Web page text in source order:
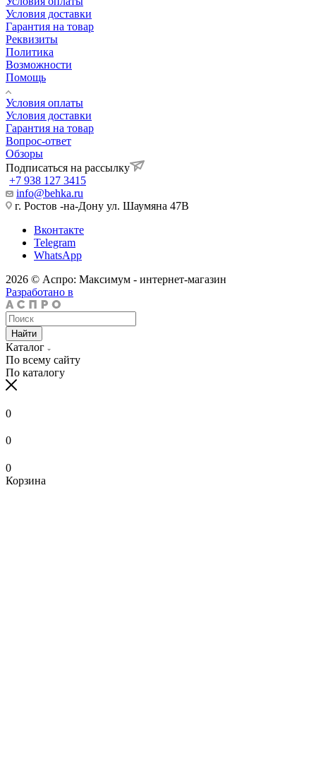
Условия доставки
Гарантия на товар
Реквизиты
Политика
Возможности
Помощь
Условия оплаты
Условия доставки
Гарантия на товар
Вопрос-ответ
Обзоры
Подписаться на рассылку
+7 938 127 3415
info@behka.ru
г. Ростов -на-Дону ул. Шаумяна 47В
Вконтакте
Telegram
WhatsApp
2026 © Аспро: Максимум - интернет-магазин
Разработано в
Найти
Каталог
По всему сайту
По каталогу
0
0
0
Корзина